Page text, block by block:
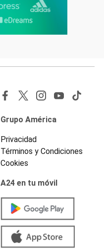
Grupo América
Privacidad
Términos y Condiciones
Cookies
A24 en tu móvil